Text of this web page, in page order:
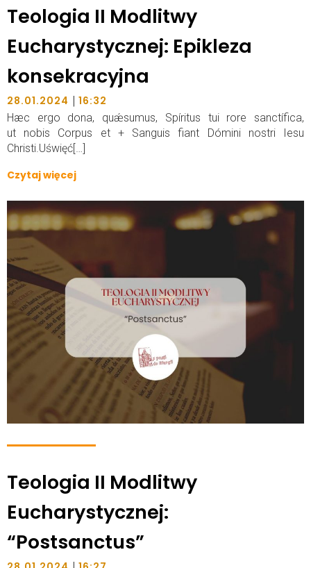
Teologia II Modlitwy
Eucharystycznej: Epikleza
konsekracyjna
28.01.2024 | 16:32
Hæc ergo dona, quǽsumus, Spíritus tui rore sanctífica,
ut nobis Corpus et + Sanguis fiant Dómini nostri Iesu
Christi.Uświęć[…]
Czytaj więcej
Teologia II Modlitwy
Eucharystycznej:
“Postsanctus”